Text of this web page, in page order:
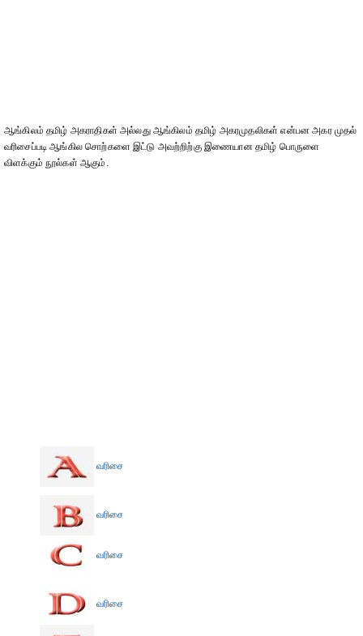
ஆங்கிலம் தமிழ் அகராதிகள் அல்லது ஆங்கிலம் தமிழ் அகரமுதலிகள் என்பன அகர முதல்
வரிசைப்படி ஆங்கில சொற்களை இட்டு அவற்றிற்கு இணையான தமிழ் பொருளை
விளக்கும் நூல்கள் ஆகும்.
வரிசை
வரிசை
வரிசை
வரிசை